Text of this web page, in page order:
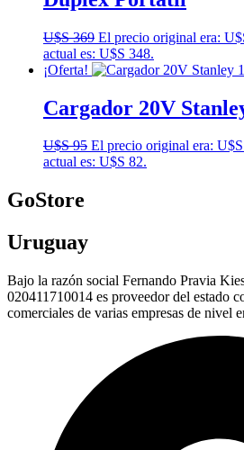
U$S369 El precio original era:
actual es: U$S 348.
¡Oferta!
Cargador 20V
U$S95 El precio original era:
actual es: U$S 82.
GoStore
Uruguay
Bajo la razón social Fernando Pravia
020411710014 es proveedor del estado
comerciales de varias empresas de nivel